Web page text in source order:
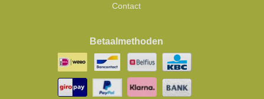
Contact
Betaalmethoden